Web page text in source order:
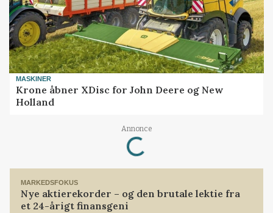
MASKINER
Krone åbner XDisc for John Deere og New
Holland
Annonce
Loading...
MARKEDSFOKUS
Nye aktierekorder – og den brutale lektie fra
et 24-årigt finansgeni